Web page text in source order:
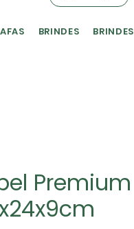
BRINDES BRINDES
Premium